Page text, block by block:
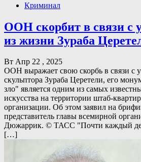
Криминал
ООН скорбит в связи с
из жизни Зураба
Вт Апр 22 , 2025
ООН выражает свою скорбь в связи с
скульптора Зураба Церетели, его
зло" является одним из самых
искусства на территории штаб-
организации. Об этом заявил на
представитель главы всемирной
Дюжаррик. © ТАСС "Почти каждый
[…]